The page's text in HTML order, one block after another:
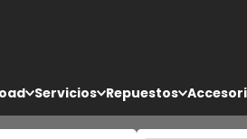
Servicios Repuestos